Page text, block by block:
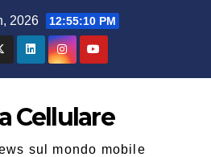
2026 12:55:11 PM
Cellulare
sul mondo mobile